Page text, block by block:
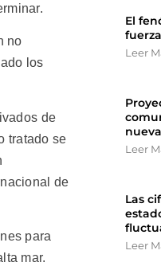
no
los
de
tratado se
de
para
mar.
El
Leer
Leer
Las
Leer